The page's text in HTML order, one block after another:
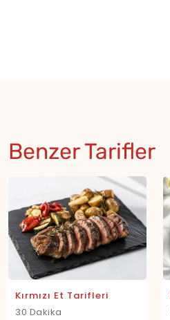
Benzer Tarifler
Kırmızı Et Tarifleri
30 Dakika